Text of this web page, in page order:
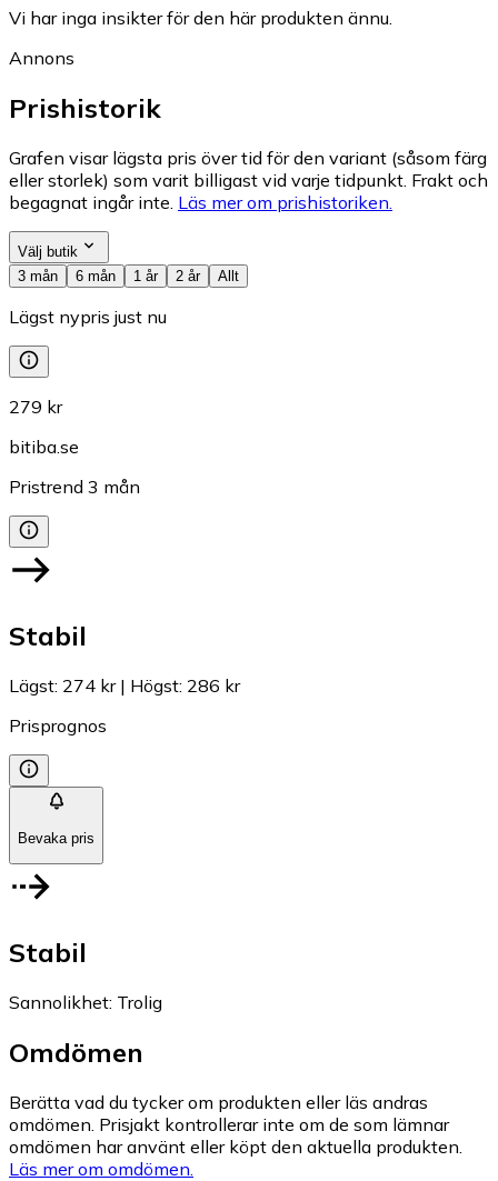
Vi har inga insikter för den här produkten ännu.
Annons
Prishistorik
Grafen visar lägsta pris över tid för den variant (såsom färg
eller storlek) som varit billigast vid varje tidpunkt. Frakt och
begagnat ingår inte. Läs mer om prishistoriken.
Välj butik
3 mån
6 mån 1 år 2 år Allt
Lägst nypris just nu
279 kr
bitiba.se
Pristrend 3 mån
Stabil
Lägst: 274 kr| Högst: 286 kr
Prisprognos
Bevaka pris
Stabil
Sannolikhet: Trolig
Omdömen
Berätta vad du tycker om produkten eller läs andras
omdömen. Prisjakt kontrollerar inte om de som lämnar
omdömen har använt eller köpt den aktuella produkten.
Läs mer om omdömen.